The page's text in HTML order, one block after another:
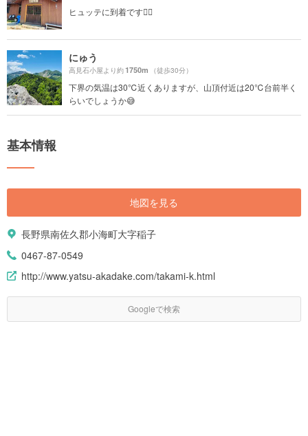
ヒュッテに到着です🚶‍♀️
にゅう
高見石小屋より約1750m （徒歩30分）
下界の気温は30℃近くありますが、山頂付近は20℃台前半く
らいでしょうか😅
基本情報
地図を見る
長野県南佐久郡小海町大字稲子
0467-87-0549
http://www.yatsu-akadake.com/takami-k.html
Googleで検索